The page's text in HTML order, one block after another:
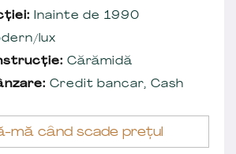
Inainte de 1990
lux
Cărămidă
Credit bancar, Cash
mă când scade prețul